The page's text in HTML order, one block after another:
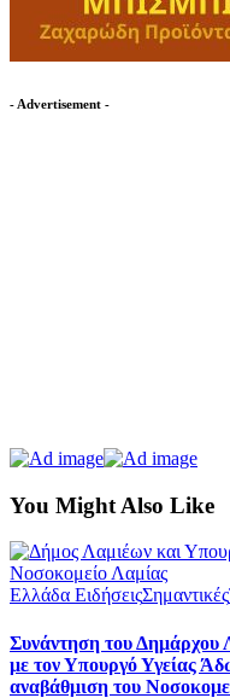
- Advertisement -
You Might Also Like
Ελλάδα ΕιδήσειςΣημαντικές
Συνάντηση του Δημάρχου
με τον Υπουργό Υγείας
αναβάθμιση του